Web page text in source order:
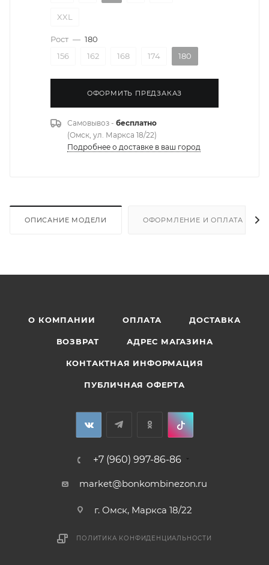
XXL
Рост — 180
156
162 168 174 180
ОФОРМИТЬ ПРЕДЗАКАЗ
Самовывоз - бесплатно
(Омск, ул. Маркса 18/22)
Подробнее о доставке в ваш город
ОПИСАНИЕ МОДЕЛИ ОФОРМЛЕНИЕ И ОПЛАТА
О КОМПАНИИ ОПЛАТА ДОСТАВКА
ВОЗВРАТ АДРЕС МАГАЗИНА
КОНТАКТНАЯ ИНФОРМАЦИЯ
ПУБЛИЧНАЯ ОФЕРТА
+7 (960) 997-86-86
market@bonkombinezon.ru
г. Омск, Маркса 18/22
ПОЛИТИКА КОНФИДЕНЦИАЛЬНОСТИ